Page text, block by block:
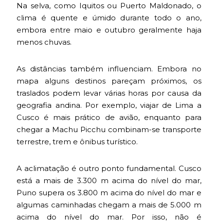
Na selva, como Iquitos ou Puerto Maldonado, o
clima é quente e úmido durante todo o ano,
embora entre maio e outubro geralmente haja
menos chuvas.
As distâncias também influenciam. Embora no
mapa alguns destinos pareçam próximos, os
traslados podem levar várias horas por causa da
geografia andina. Por exemplo, viajar de Lima a
Cusco é mais prático de avião, enquanto para
chegar a Machu Picchu combinam-se transporte
terrestre, trem e ônibus turístico.
A aclimatação é outro ponto fundamental. Cusco
está a mais de 3.300 m acima do nível do mar,
Puno supera os 3.800 m acima do nível do mar e
algumas caminhadas chegam a mais de 5.000 m
acima do nível do mar. Por isso, não é